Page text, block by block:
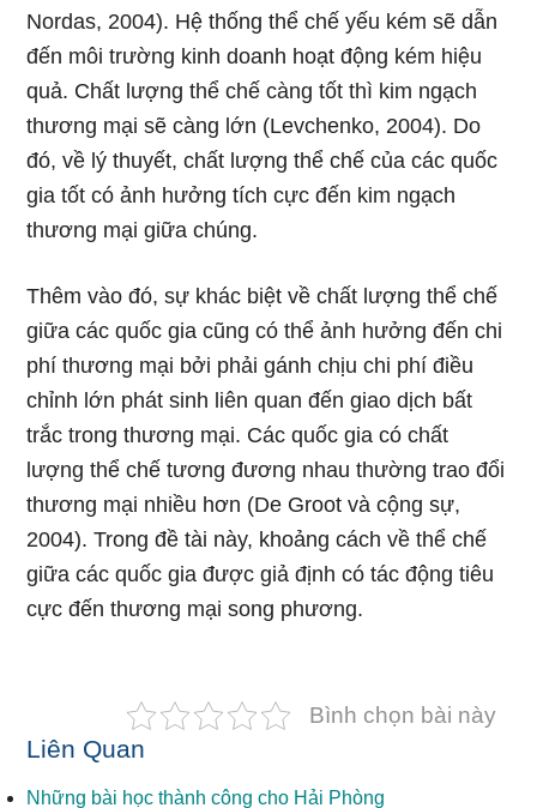
Nordas, 2004). Hệ thống thể chế yếu kém sẽ dẫn
đến môi trường kinh doanh hoạt động kém hiệu
quả. Chất lượng thể chế càng tốt thì kim ngạch
thương mại sẽ càng lớn (Levchenko, 2004). Do
đó, về lý thuyết, chất lượng thể chế của các quốc
gia tốt có ảnh hưởng tích cực đến kim ngạch
thương mại giữa chúng.
Thêm vào đó, sự khác biệt về chất lượng thể chế
giữa các quốc gia cũng có thể ảnh hưởng đến chi
phí thương mại bởi phải gánh chịu chi phí điều
chỉnh lớn phát sinh liên quan đến giao dịch bất
trắc trong thương mại. Các quốc gia có chất
lượng thể chế tương đương nhau thường trao đổi
thương mại nhiều hơn (De Groot và cộng sự,
2004). Trong đề tài này, khoảng cách về thể chế
giữa các quốc gia được giả định có tác động tiêu
cực đến thương mại song phương.
Bình chọn bài này
Liên Quan
Những bài học thành công cho Hải Phòng